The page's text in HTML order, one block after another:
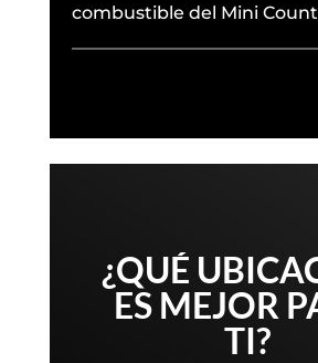
combustible del Mini
¿QUÉ
ES MEJOR
TI?